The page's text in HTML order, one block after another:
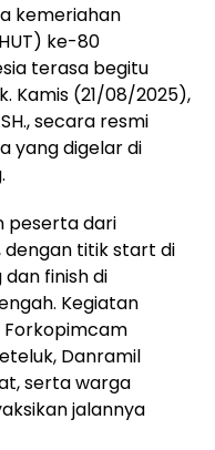
kemeriahan
ke-80
terasa begitu
Kamis (21/08/2025),
secara resmi
yang digelar di
peserta dari
titik start di
dan finish di
Kegiatan
Forkopimcam
Danramil
serta warga
jalannya